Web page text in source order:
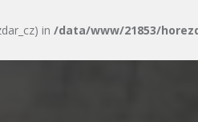
in /data/www/21853/